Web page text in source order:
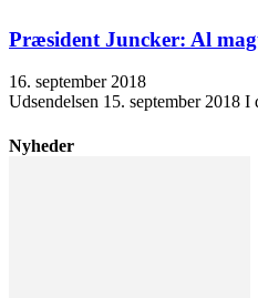
Præsident Juncker: Al
16. september 2018
Udsendelsen 15. september 2018
Nyheder